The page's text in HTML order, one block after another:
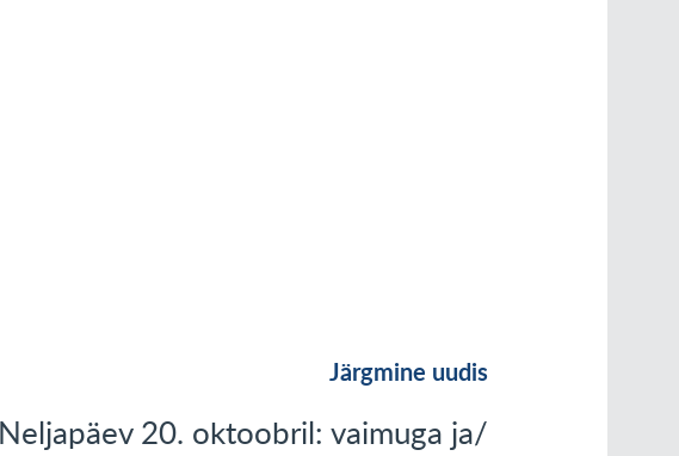
Järgmine uudis
20. oktoobril: vaimuga ja/